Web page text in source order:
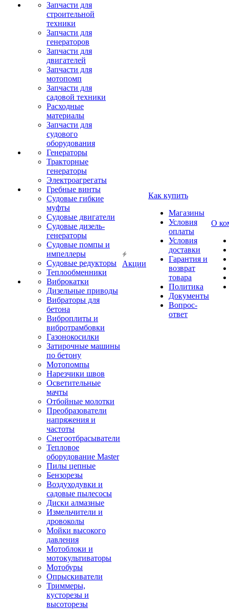
Запчасти для
строительной
техники
Запчасти для
генераторов
Запчасти для
двигателей
Запчасти для
мотопомп
Запчасти для
садовой техники
Расходные
материалы
Запчасти для
судового
оборудования
Генераторы
Тракторные
генераторы
Электроагрегаты
Гребные винты
Судовые гибкие
муфты
Судовые двигатели
Судовые дизель-
генераторы
Судовые помпы и
импеллеры
Судовые редукторы
Теплообменники
Виброкатки
Дизельные приводы
Вибраторы для
бетона
Виброплиты и
вибротрамбовки
Газонокосилки
Затирочные машины
по бетону
Мотопомпы
Нарезчики швов
Осветительные
мачты
Отбойные молотки
Преобразователи
напряжения и
частоты
Снегоотбрасыватели
Тепловое
оборудование Master
Пилы цепные
Бензорезы
Воздуходувки и
садовые пылесосы
Диски алмазные
Измельчители и
дровоколы
Мойки высокого
давления
Мотоблоки и
мотокультиваторы
Мотобуры
Опрыскиватели
Триммеры,
кусторезы и
высоторезы
Акции
Как купить
Магазины
Условия
оплаты
Условия
доставки
Гарантия и
возврат
товара
Политика
Документы
Вопрос-
ответ
О